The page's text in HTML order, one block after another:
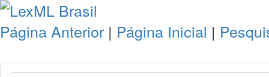
Página Anterior | Página Inicial |